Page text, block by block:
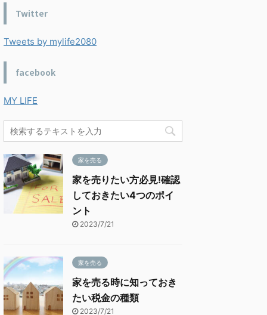
Twitter
Tweets by mylife2080
facebook
MY LIFE
家を売る
家を売りたい方必見!確認
しておきたい4つのポイ
ント
2023/7/21
家を売る
家を売る時に知っておき
たい税金の種類
2023/7/21